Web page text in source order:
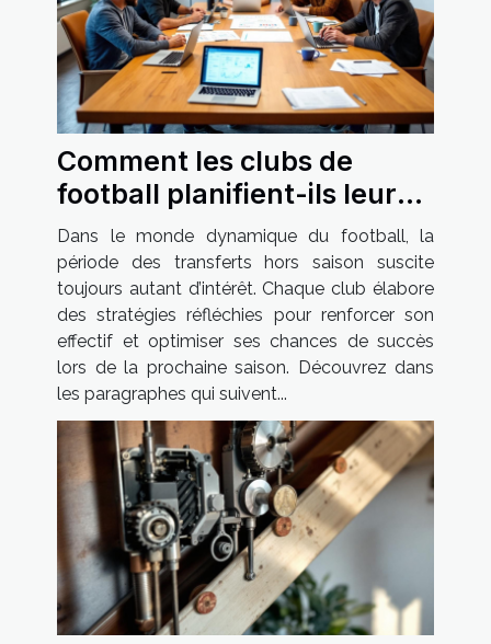
Comment les clubs de
football planifient-ils leurs
transferts hors saison ?
Dans le monde dynamique du football, la
période des transferts hors saison suscite
toujours autant d’intérêt. Chaque club élabore
des stratégies réfléchies pour renforcer son
effectif et optimiser ses chances de succès
lors de la prochaine saison. Découvrez dans
les paragraphes qui suivent...